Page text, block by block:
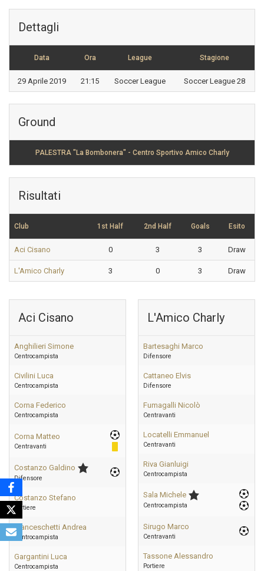
Dettagli
Data Ora League Stagione
29 Aprile 2019 21:15 Soccer League Soccer League 28
Ground
PALESTRA "La Bombonera" - Centro Sportivo Amico Charly
Risultati
Club 1st Half 2nd Half Goals Esito
Aci Cisano 0 3 3 Draw
L'Amico Charly 3 0 3 Draw
Aci Cisano
Anghilieri Simone
Centrocampista
Civilini Luca
Centrocampista
Corna Federico
Centrocampista
Corna Matteo
Centravanti
Costanzo Galdino
Difensore
Costanzo Stefano
Portiere
Franceschetti Andrea
Centrocampista
Gargantini Luca
Centrocampista
L'Amico Charly
Bartesaghi Marco
Difensore
Cattaneo Elvis
Difensore
Fumagalli Nicolò
Centravanti
Locatelli Emmanuel
Centravanti
Riva Gianluigi
Centrocampista
Sala Michele
Centrocampista
Sirugo Marco
Centravanti
Tassone Alessandro
Portiere